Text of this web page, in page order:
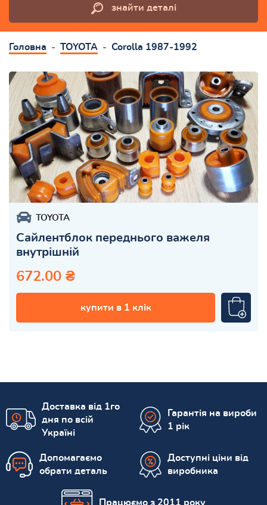
знайти деталі
Головна TOYOTA Corolla 1987-1992
TOYOTA
Сайлентблок переднього важеля
внутрішній
672.00 ₴
купити в 1 клік
Доставка від 1го
дня по всій
Україні
Гарантія на вироби
1 рік
Допомагаємо
обрати деталь
Доступні ціни від
виробника
Працюємо з 2011 року